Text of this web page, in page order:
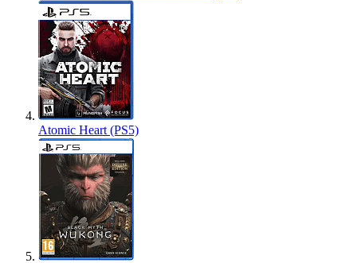
Atomic Heart (PS5)